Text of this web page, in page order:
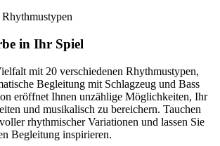
in Ihr Spiel
mit 20 verschiedenen Rhythmustypen,
Begleitung mit Schlagzeug und Bass
eröffnet Ihnen unzählige Möglichkeiten, Ihr
und musikalisch zu bereichern. Tauchen
rhythmischer Variationen und lassen Sie
Begleitung inspirieren.